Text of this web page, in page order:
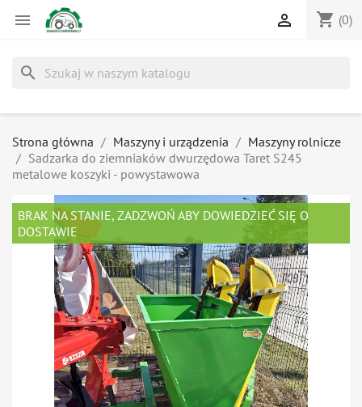
 shopping_cart (0)

search
Strona główna Maszyny i urządzenia
Maszyny rolnicze
Sadzarka do ziemniaków dwurzędowa Taret S245
metalowe koszyki - powystawowa
BRAK NA STANIE, ZADZWOŃ ABY DOWIEDZIEĆ SIĘ O
DOSTAWIE